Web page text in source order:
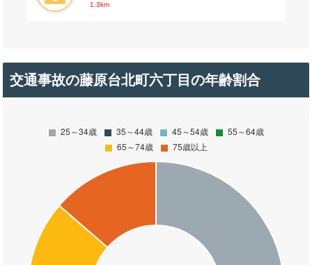
1.3km
交通事故の藤原台北町六丁目の年齢割合